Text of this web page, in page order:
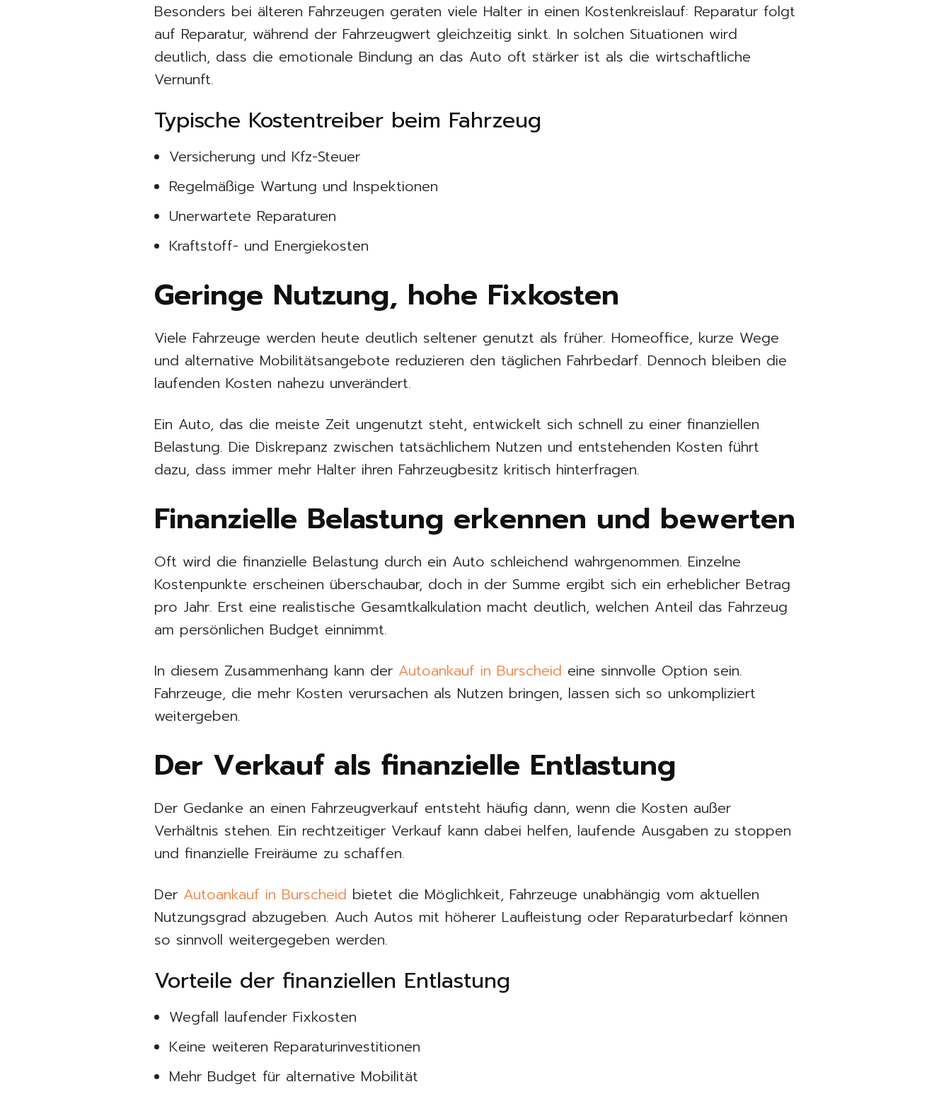
Besonders bei älteren Fahrzeugen geraten viele Halter in einen Kostenkreislauf: Reparatur folgt
auf Reparatur, während der Fahrzeugwert gleichzeitig sinkt. In solchen Situationen wird
deutlich, dass die emotionale Bindung an das Auto oft stärker ist als die wirtschaftliche
Vernunft.
Typische Kostentreiber beim Fahrzeug
Versicherung und Kfz-Steuer
Regelmäßige Wartung und Inspektionen
Unerwartete Reparaturen
Kraftstoff- und Energiekosten
Geringe Nutzung, hohe Fixkosten
Viele Fahrzeuge werden heute deutlich seltener genutzt als früher. Homeoffice, kurze Wege
und alternative Mobilitätsangebote reduzieren den täglichen Fahrbedarf. Dennoch bleiben die
laufenden Kosten nahezu unverändert.
Ein Auto, das die meiste Zeit ungenutzt steht, entwickelt sich schnell zu einer finanziellen
Belastung. Die Diskrepanz zwischen tatsächlichem Nutzen und entstehenden Kosten führt
dazu, dass immer mehr Halter ihren Fahrzeugbesitz kritisch hinterfragen.
Finanzielle Belastung erkennen und bewerten
Oft wird die finanzielle Belastung durch ein Auto schleichend wahrgenommen. Einzelne
Kostenpunkte erscheinen überschaubar, doch in der Summe ergibt sich ein erheblicher Betrag
pro Jahr. Erst eine realistische Gesamtkalkulation macht deutlich, welchen Anteil das Fahrzeug
am persönlichen Budget einnimmt.
In diesem Zusammenhang kann der Autoankauf in Burscheid eine sinnvolle Option sein.
Fahrzeuge, die mehr Kosten verursachen als Nutzen bringen, lassen sich so unkompliziert
weitergeben.
Der Verkauf als finanzielle Entlastung
Der Gedanke an einen Fahrzeugverkauf entsteht häufig dann, wenn die Kosten außer
Verhältnis stehen. Ein rechtzeitiger Verkauf kann dabei helfen, laufende Ausgaben zu stoppen
und finanzielle Freiräume zu schaffen.
Der Autoankauf in Burscheid bietet die Möglichkeit, Fahrzeuge unabhängig vom aktuellen
Nutzungsgrad abzugeben. Auch Autos mit höherer Laufleistung oder Reparaturbedarf können
so sinnvoll weitergegeben werden.
Vorteile der finanziellen Entlastung
Wegfall laufender Fixkosten
Keine weiteren Reparaturinvestitionen
Mehr Budget für alternative Mobilität